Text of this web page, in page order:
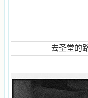
去圣堂的路上